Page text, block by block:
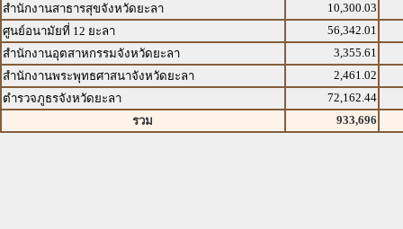
สำนักงานสาธารสุขจังหวัดยะลา
10,300.03
ศูนย์อนามัยที่ 12 ยะลา
56,342.01
สำนักงานอุตสาหกรรมจังหวัดยะลา
3,355.61
สำนักงานพระพุทธศาสนาจังหวัดยะลา
2,461.02
ตำรวจภูธรจังหวัดยะลา
72,162.44
รวม
933,696